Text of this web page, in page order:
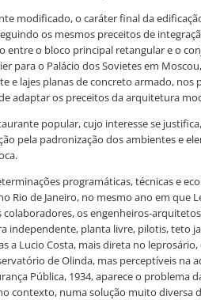
modificado, o caráter final da
os mesmos preceitos de
o bloco principal retangular e o
o Palácio dos Sovietes em
lajes planas de concreto armado,
adaptar os preceitos da arquitetura
popular, cujo interesse se
pela padronização dos ambientes e
programáticas, técnicas e
Rio de Janeiro, no mesmo ano em
os engenheiros-
planta livre, pilotis, teto
a Lucio Costa, mais direta no
de Olinda, mas perceptíveis
Pública, 1934, aparece o
numa solução muito diversa